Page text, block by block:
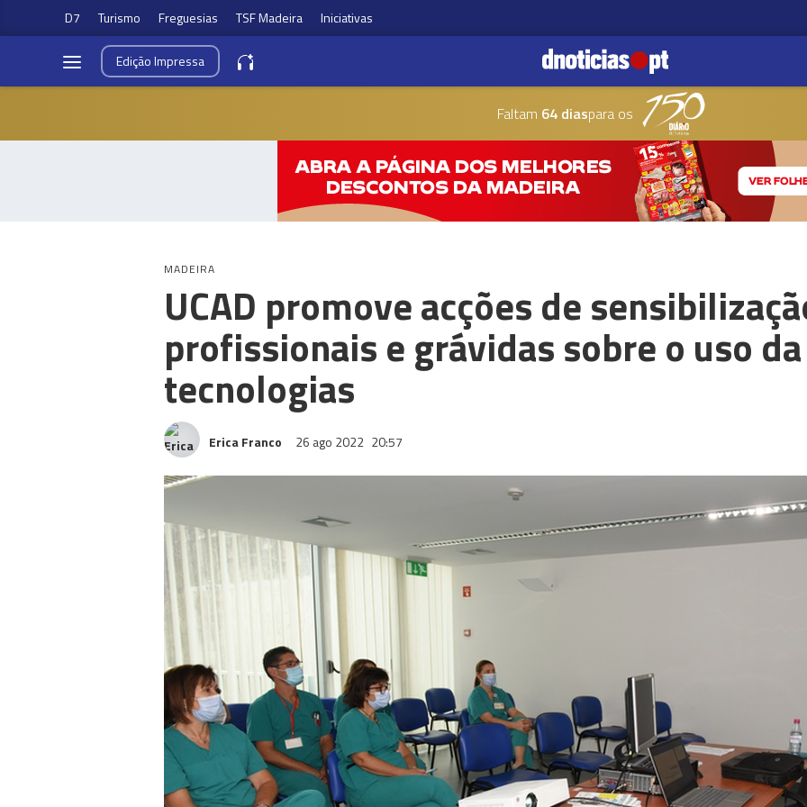
D7 Turismo Freguesias TSF Madeira Iniciativas
EdiçãoImpressa
Faltam 64 diaspara os
MADEIRA
UCAD promove acções de
profissionais e grávidas sobre o uso
tecnologias
Erica Franco 26 ago 2022 20:57